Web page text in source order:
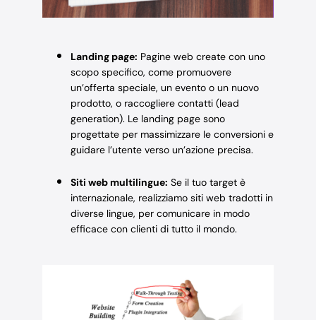
Landing page: Pagine web create con uno
scopo specifico, come promuovere
un’offerta speciale, un evento o un nuovo
prodotto, o raccogliere contatti (lead
generation). Le landing page sono
progettate per massimizzare le conversioni e
guidare l’utente verso un’azione precisa.
Siti web multilingue: Se il tuo target è
internazionale, realizziamo siti web tradotti in
diverse lingue, per comunicare in modo
efficace con clienti di tutto il mondo.